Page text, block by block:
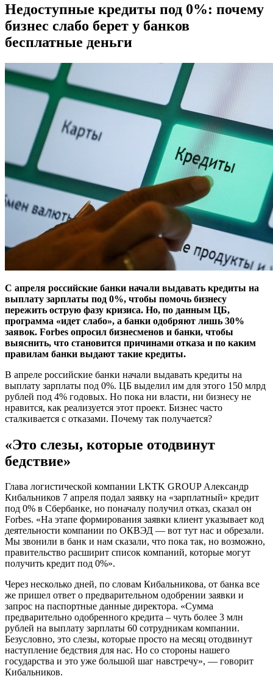
Недоступные кредиты под 0%: почему
бизнес слабо берет у банков
бесплатные деньги
С апреля российские банки начали выдавать кредиты на
выплату зарплаты под 0%, чтобы помочь бизнесу
пережить острую фазу кризиса. Но, по данным ЦБ,
программа «идет слабо», а банки одобряют лишь 30%
заявок. Forbes опросил бизнесменов и банки, чтобы
выяснить, что становится причинами отказа и по каким
правилам банки выдают такие кредиты.
В апреле российские банки начали выдавать кредиты на
выплату зарплаты под 0%. ЦБ выделил им для этого 150 млрд
рублей под 4% годовых. Но пока ни власти, ни бизнесу не
нравится, как реализуется этот проект. Бизнес часто
сталкивается с отказами. Почему так получается?
«Это слезы, которые отодвинут
бедствие»
Глава логистической компании LKTK GROUP Александр
Кибальников 7 апреля подал заявку на «зарплатный» кредит
под 0% в Сбербанке, но поначалу получил отказ, сказал он
Forbes. «На этапе формирования заявки клиент указывает код
деятельности компании по ОКВЭД — вот тут нас и обрезали.
Мы звонили в банк и нам сказали, что пока так, но возможно,
правительство расширит список компаний, которые могут
получить кредит под 0%».
Через несколько дней, по словам Кибальникова, от банка все
же пришел ответ о предварительном одобрении заявки и
запрос на паспортные данные директора. «Сумма
предварительно одобренного кредита – чуть более 3 млн
рублей на выплату зарплаты 60 сотрудникам компании.
Безусловно, это слезы, которые просто на месяц отодвинут
наступление бедствия для нас. Но со стороны нашего
государства и это уже большой шаг навстречу», — говорит
Кибальников.